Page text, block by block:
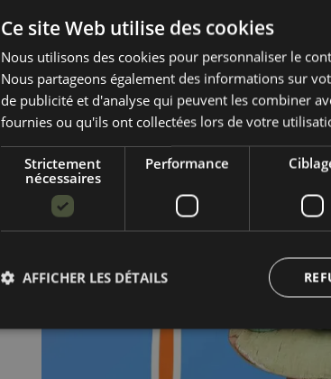
Catégorie:
1.8 cm
Uni
Couleur: noire
Ce site Web utilise des cookies
Nous utilisons des cookies pour personnaliser le
Nous partageons également des informations sur
de publicité et d'analyse qui peuvent les combiner
fournies ou qu'ils ont collectées lors de votre
Strictement
nécessaires
Performance
AFFICHER LES DÉTAILS